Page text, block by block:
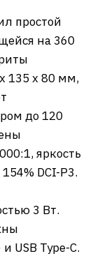
простой
на 360
135 х 80 мм,
до 120
яркость
DCI-P3.
3 Вт.
USB Type-C.